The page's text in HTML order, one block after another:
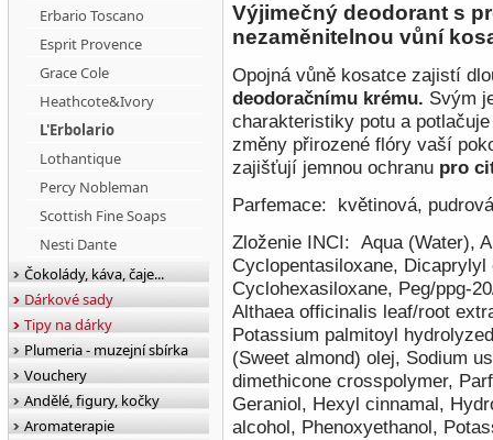
Výjimečný deodorant s
nezaměnitelnou vůní
Opojná vůně kosatce zajistí
deodoračnímu krému. Svým
charakteristiky potu a
změny přirozené flóry vaší
zajišťují jemnou ochranu pro
Parfemace: květinová,
Zloženie INCI: Aqua (Water),
Cyclopentasiloxane,
Cyclohexasiloxane, Peg/ppg-
Althaea officinalis leaf/root
Potassium palmitoyl
(Sweet almond) olej, Sodium
dimethicone crosspolymer,
Geraniol, Hexyl cinnamal,
alcohol, Phenoxyethanol,
Erbario Toscano
Esprit Provence
Grace Cole
Heathcote&Ivory
L'Erbolario
Lothantique
Percy Nobleman
Scottish Fine Soaps
Nesti Dante
Čokolády, káva, čaje...
Dárkové sady
Tipy na dárky
Plumeria - muzejní sbírka
Vouchery
Andělé, figury, kočky
Aromaterapie